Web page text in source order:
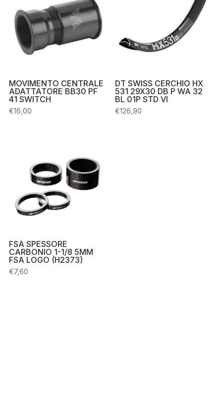
MOVIMENTO CENTRALE
ADATTATORE BB30 PF
41 SWITCH
€16,00
DT SWISS CERCHIO HX
531 29X30 DB P WA 32
BL 01P STD VI
€126,90
FSA SPESSORE
CARBONIO 1-1/8 5MM
FSA LOGO (H2373)
€7,60